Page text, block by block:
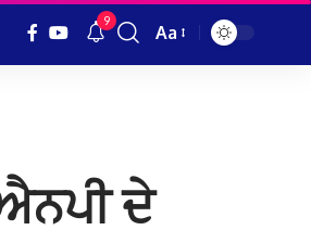
9
Font
Aa
ਦੇ